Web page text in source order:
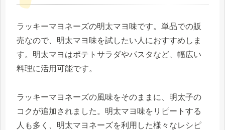
ラッキーマヨネーズの明太マヨ味です。単品での販
売なので、明太マヨ味を試したい人におすすめしま
す。明太マヨはポテトサラダやパスタなど、幅広い
料理に活用可能です。
ラッキーマヨネーズの風味をそのままに、明太子の
コクが追加されました。明太マヨ味をリピートする
人も多く、明太マヨネーズを利用した様々なレシピ